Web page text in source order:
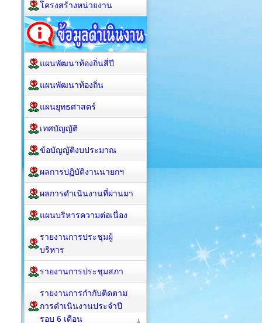
โครงสร้างหน่วยงาน
แผนพัฒนาท้องถิ่นสี่ปี
แผนพัฒนาท้องถิ่น
แผนยุทธศาสตร์
เทศบัญญัติ
ข้อบัญญัติงบประมาณ
ผลการปฏิบัติงานนายกฯ
ผลการดำเนินงานที่ผ่านมา
แผนบริหารความต่อเนื่อง
รายงานการประชุมผู้
บริหาร
รายงานการประชุมสภา
รายงานการกำกับติดตาม
การดำเนินงานประจำปี
รอบ 6 เดือน